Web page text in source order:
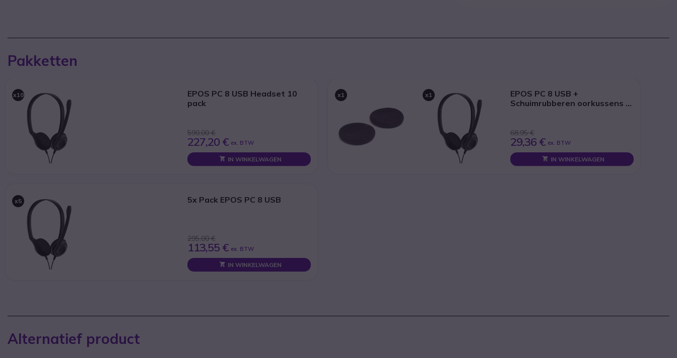
Pakketten
x10
EPOS PC 8 USB Headset 10
pack
590,00 €
227,20 € ex. BTW
IN WINKELWAGEN
x1 x1
EPOS PC 8 USB +
Schuimrubberen oorkussens (1
68,95 €
29,36 € ex. BTW
IN WINKELWAGEN
x5 5x Pack EPOS PC 8 USB
295,00 €
113,55 € ex. BTW
IN WINKELWAGEN
Alternatief product